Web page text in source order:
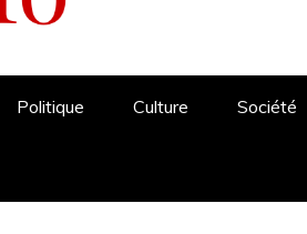
Politique Culture Société